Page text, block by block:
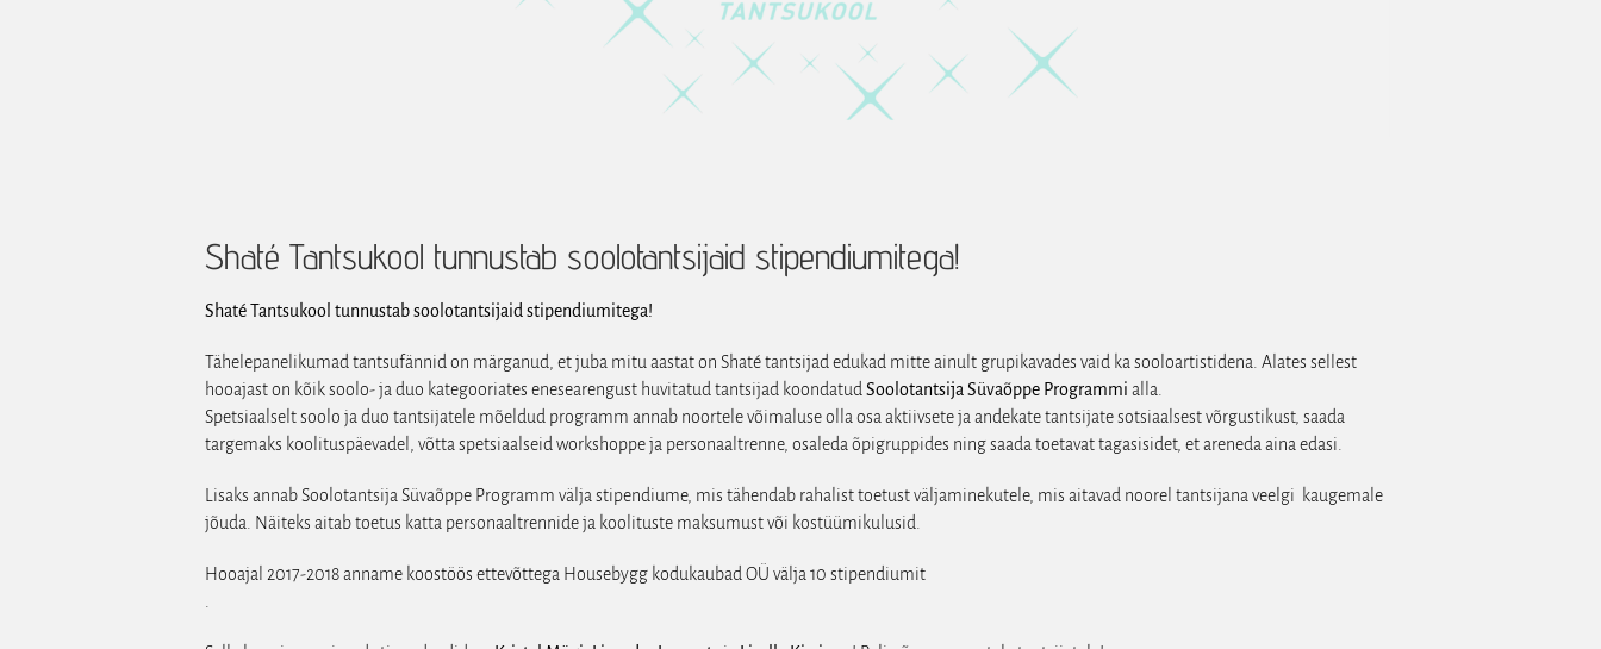
Shaté Tantsukool tunnustab soolotantsijaid stipendiumitega!
Shaté Tantsukool tunnustab soolotantsijaid stipendiumitega!
Tähelepanelikumad tantsufännid on märganud, et juba mitu aastat on Shaté tantsijad edukad mitte ainult grupikavades vaid ka sooloartistidena. Alates sellest
hooajast on kõik soolo- ja duo kategooriates enesearengust huvitatud tantsijad koondatud Soolotantsija Süvaõppe Programmi alla.
Spetsiaalselt soolo ja duo tantsijatele mõeldud programm annab noortele võimaluse olla osa aktiivsete ja andekate tantsijate sotsiaalsest võrgustikust, saada
targemaks koolituspäevadel, võtta spetsiaalseid workshoppe ja personaaltrenne, osaleda õpigruppides ning saada toetavat tagasisidet, et areneda aina edasi.
Lisaks annab Soolotantsija Süvaõppe Programm välja stipendiume, mis tähendab rahalist toetust väljaminekutele, mis aitavad noorel tantsijana veelgi kaugemale
jõuda. Näiteks aitab toetus katta personaaltrennide ja koolituste maksumust või kostüümikulusid.
Hooajal 2017-2018 anname koostöös ettevõttega Housebygg kodukaubad OÜ välja 10 stipendiumit